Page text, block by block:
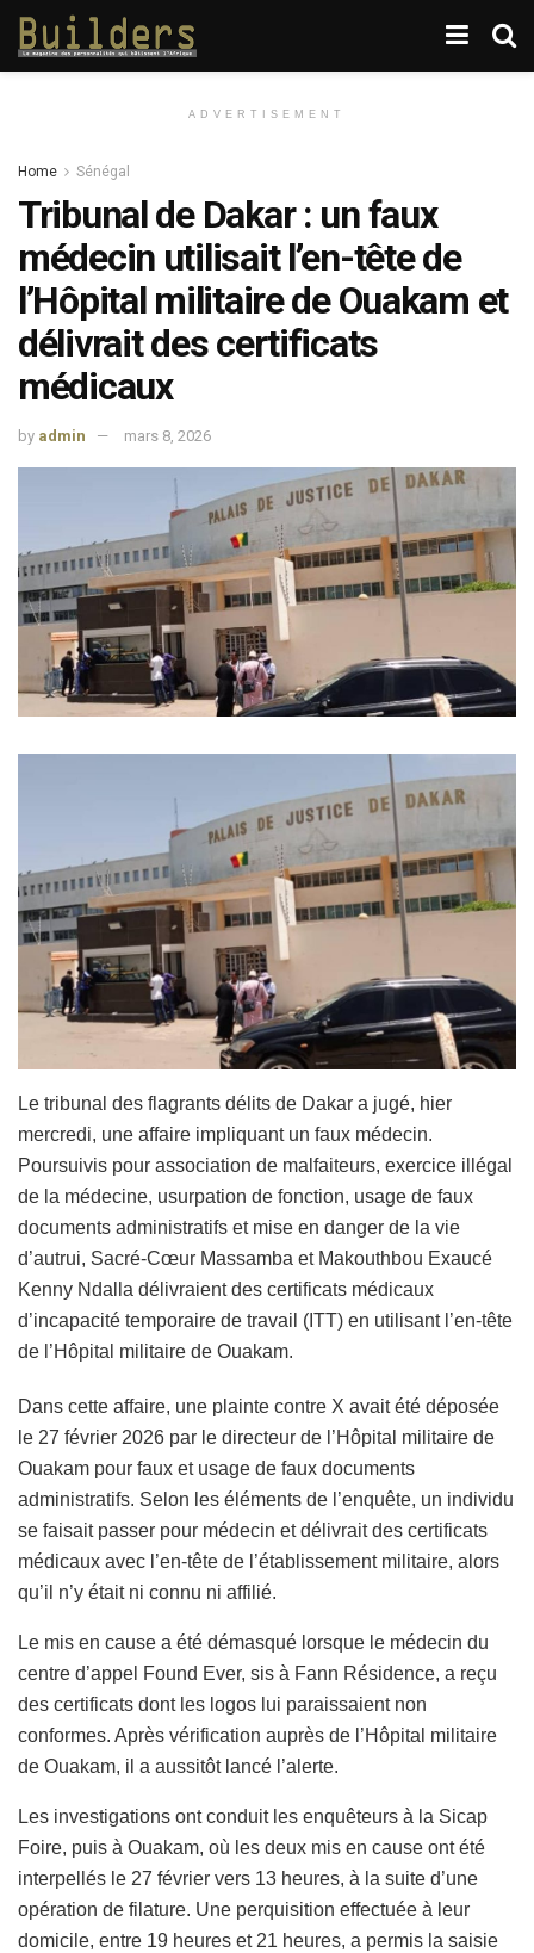
ADVERTISEMENT
Home Sénégal
Tribunal de Dakar : un faux
médecin utilisait l’en-tête de
l’Hôpital militaire de Ouakam et
délivrait des certificats
médicaux
by admin mars 8, 2026
Le tribunal des flagrants délits de Dakar a jugé, hier
mercredi, une affaire impliquant un faux médecin.
Poursuivis pour association de malfaiteurs, exercice illégal
de la médecine, usurpation de fonction, usage de faux
documents administratifs et mise en danger de la vie
d’autrui, Sacré-Cœur Massamba et Makouthbou Exaucé
Kenny Ndalla délivraient des certificats médicaux
d’incapacité temporaire de travail (ITT) en utilisant l’en-tête
de l’Hôpital militaire de Ouakam.
Dans cette affaire, une plainte contre X avait été déposée
le 27 février 2026 par le directeur de l’Hôpital militaire de
Ouakam pour faux et usage de faux documents
administratifs. Selon les éléments de l’enquête, un individu
se faisait passer pour médecin et délivrait des certificats
médicaux avec l’en-tête de l’établissement militaire, alors
qu’il n’y était ni connu ni affilié.
Le mis en cause a été démasqué lorsque le médecin du
centre d’appel Found Ever, sis à Fann Résidence, a reçu
des certificats dont les logos lui paraissaient non
conformes. Après vérification auprès de l’Hôpital militaire
de Ouakam, il a aussitôt lancé l’alerte.
Les investigations ont conduit les enquêteurs à la Sicap
Foire, puis à Ouakam, où les deux mis en cause ont été
interpellés le 27 février vers 13 heures, à la suite d’une
opération de filature. Une perquisition effectuée à leur
domicile, entre 19 heures et 21 heures, a permis la saisie